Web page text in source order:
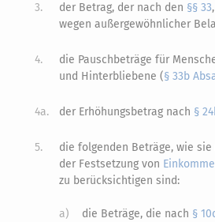
3. der Betrag, der nach den §§ 33
wegen außergewöhnlicher
4.
die Pauschbeträge für
und Hinterbliebene (§ 33b
4a. der Erhöhungsbetrag nach §
5. die folgenden Beträge, wie sie
der Festsetzung von
zu berücksichtigen sind:
a) die Beträge, die nach §